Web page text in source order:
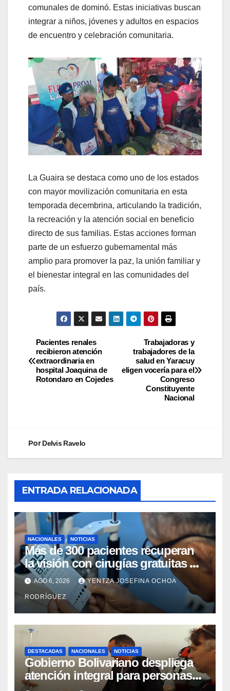
comunales de dominó. Estas iniciativas buscan
integrar a niños, jóvenes y adultos en espacios
de encuentro y celebración comunitaria.
La Guaira se destaca como uno de los estados
con mayor movilización comunitaria en esta
temporada decembrina, articulando la tradición,
la recreación y la atención social en beneficio
directo de sus familias. Estas acciones forman
parte de un esfuerzo gubernamental más
amplio para promover la paz, la unión familiar y
el bienestar integral en las comunidades del
país.
Trabajadoras y
trabajadores de la
salud en Yaracuy
eligen vocería para el
Congreso
Constituyente
Nacional
Pacientes renales
recibieron atención
extraordinaria en
hospital Joaquina de
Rotondaro en Cojedes
PorDelvis Ravelo
ENTRADA RELACIONADA
NACIONALES NOTICIAS
Más de 300 pacientes recuperan
la visión con cirugías gratuitas de
cataratas en Zulia
AGO 6, 2026 YENTZA JOSEFINA OCHOA
RODRÍGUEZ
DESTACADAS NACIONALES NOTICIAS
Gobierno Bolivariano despliega
atención integral para personas